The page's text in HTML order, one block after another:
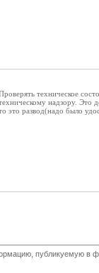
техническое
надзору. Это
это развод(надо было
публикуемую